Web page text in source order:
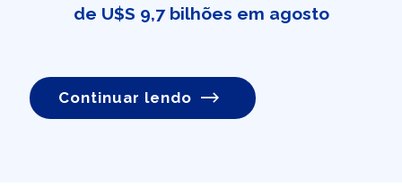
de U$S 9,7 bilhões em agosto
Continuar lendo